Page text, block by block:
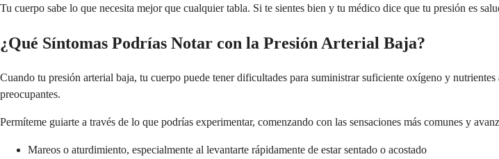
Tu cuerpo sabe lo que necesita mejor que cualquier tabla. Si te sientes bien y tu médico dice que tu presión es
¿Qué Síntomas Podrías Notar con la Presión Arterial Baja?
Cuando tu presión arterial baja, tu cuerpo puede tener dificultades para suministrar suficiente oxígeno y
preocupantes.
Permíteme guiarte a través de lo que podrías experimentar, comenzando con las sensaciones más comunes y
Mareos o aturdimiento, especialmente al levantarte rápidamente de estar sentado o acostado